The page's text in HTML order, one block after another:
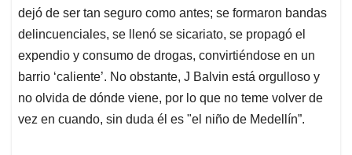
dejó de ser tan seguro como antes; se formaron bandas
delincuenciales, se llenó se sicariato, se propagó el
expendio y consumo de drogas, convirtiéndose en un
barrio ‘caliente’. No obstante, J Balvin está orgulloso y
no olvida de dónde viene, por lo que no teme volver de
vez en cuando, sin duda él es "el niño de Medellín”.